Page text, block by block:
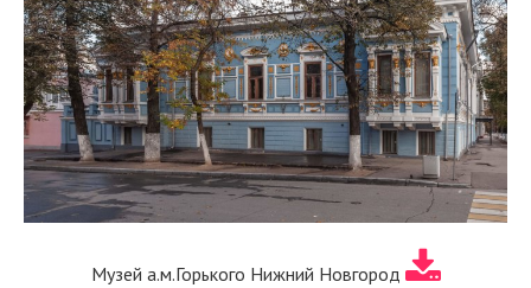
Музей а.м.Горького Нижний Новгород